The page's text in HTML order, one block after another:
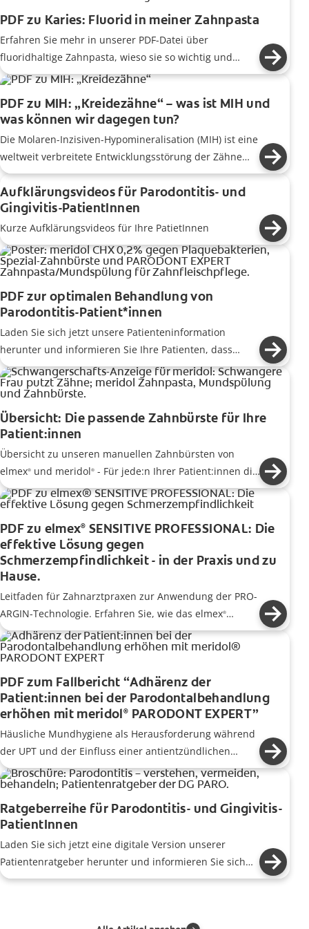
PDF zu Karies: Fluorid in meiner Zahnpasta
Erfahren Sie mehr in unserer PDF-Datei über
fluoridhaltige Zahnpasta, wieso sie so wichtig und
unverzichtbar für unsere Zähne ist und zur
PDF zu MIH: „Kreidezähne“ – was ist MIH und
was können wir dagegen tun?
Die Molaren-Inzisiven-Hypomineralisation (MIH) ist eine
weltweit verbreitete Entwicklungsstörung der Zähne
und auch in Deutschland ist sie bereits weit verbreitet.
Aufklärungsvideos für Parodontitis- und
Gingivitis-PatientInnen
Kurze Aufklärungsvideos für Ihre PatietInnen
PDF zur optimalen Behandlung von
Parodontitis-Patient*innen
Laden Sie sich jetzt unsere Patienteninformation
herunter und informieren Sie Ihre Patienten, dass
Parodontitis nicht alleine durch Zähneputzen zu
behandeln ist.
Übersicht: Die passende Zahnbürste für Ihre
Patient:innen
Übersicht zu unseren manuellen Zahnbürsten von
elmex® und meridol® - Für jede:n Ihrer Patient:innen die
passende Lösung.
PDF zu elmex® SENSITIVE PROFESSIONAL: Die
effektive Lösung gegen
Schmerzempfindlichkeit - in der Praxis und zu
Hause.
Leitfaden für Zahnarztpraxen zur Anwendung der PRO-
ARGIN-Technologie. Erfahren Sie, wie das elmex®
SENSITIVE PROFESSIONAL Portfolio
Schmerzempfindlichkeit sofort lindert und
langanhaltend repariert.
PDF zum Fallbericht “Adhärenz der
Patient:innen bei der Parodontalbehandlung
erhöhen mit meridol® PARODONT EXPERT”
Häusliche Mundhygiene als Herausforderung während
der UPT und der Einfluss einer antientzündlichen
Zahnpasta und Mundspülung
Ratgeberreihe für Parodontitis- und Gingivitis-
PatientInnen
Laden Sie sich jetzt eine digitale Version unserer
Patientenratgeber herunter und informieren Sie sich
über die Themen Zahnfleisch Gesundheit & individuelle